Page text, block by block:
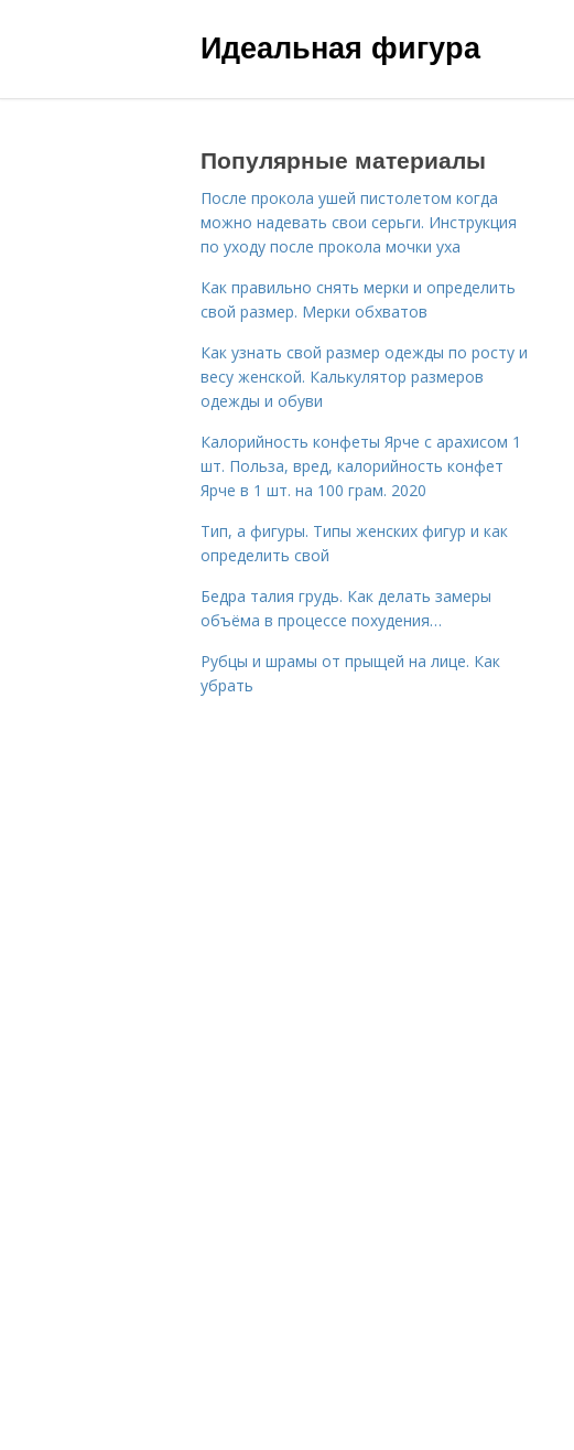
Идеальная фигура
Популярные материалы
После прокола ушей пистолетом когда
можно надевать свои серьги. Инструкция
по уходу после прокола мочки уха
Как правильно снять мерки и определить
свой размер. Мерки обхватов
Как узнать свой размер одежды по росту и
весу женской. Калькулятор размеров
одежды и обуви
Калорийность конфеты Ярче с арахисом 1
шт. Польза, вред, калорийность конфет
Ярче в 1 шт. на 100 грам. 2020
Тип, а фигуры. Типы женских фигур и как
определить свой
Бедра талия грудь. Как делать замеры
объёма в процессе похудения…
Рубцы и шрамы от прыщей на лице. Как
убрать